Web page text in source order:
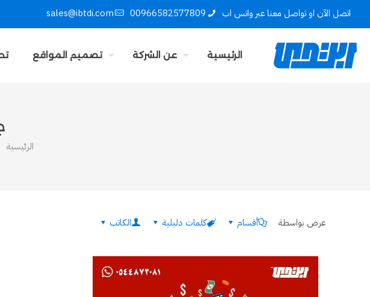
اتصل الآن او تواصل معنا عبر واتس اب 00966582577809
sales@ibtdi.com
الرئيسية عن الشركة تصميم المواقع
الرئيسية
عرض بواسطة أقسام كلمات دليلية الكاتب